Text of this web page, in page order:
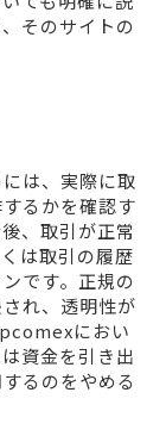
そのサイトの
は、実際に取
るかを確認す
、取引が正常
は取引の履歴
です。正規の
れ、透明性が
におい
資金を引き出
るのをやめる